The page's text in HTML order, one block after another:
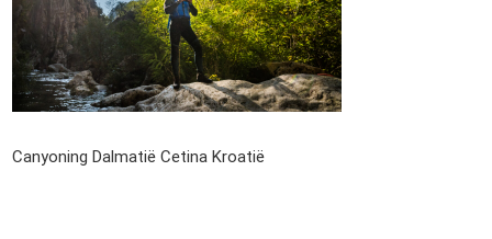
Canyoning Dalmatië Cetina Kroatië